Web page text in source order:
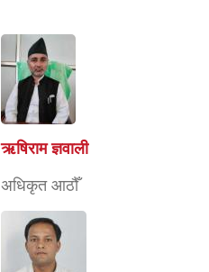
ऋषिराम ज्ञवाली
अधिकृत आठौँ